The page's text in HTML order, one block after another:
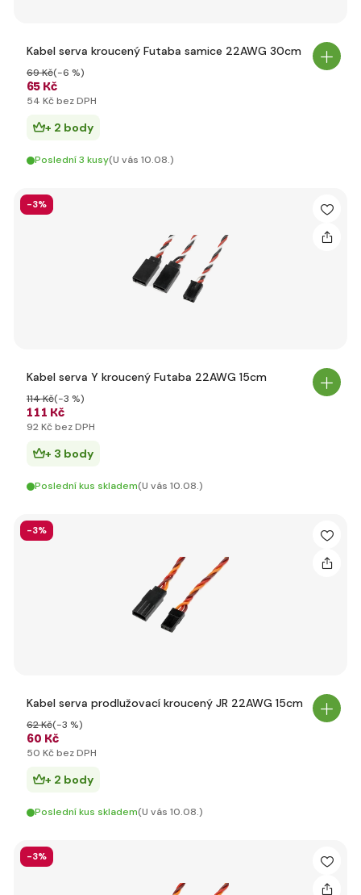
Kabel serva kroucený Futaba samice 22AWG 30cm
65 Kč
69 Kč(-6 %)
54 Kč bez DPH
+ 2 body
Poslední 3 kusy(U vás 10.08.)
-3%
Kabel serva Y kroucený Futaba 22AWG 15cm
111 Kč
114 Kč(-3 %)
92 Kč bez DPH
+ 3 body
Poslední kus skladem(U vás 10.08.)
-3%
Kabel serva prodlužovací kroucený JR 22AWG 15cm
60 Kč
62 Kč(-3 %)
50 Kč bez DPH
+ 2 body
Poslední kus skladem(U vás 10.08.)
-3%